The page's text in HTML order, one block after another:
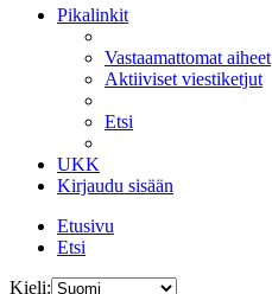
Pikalinkit
Vastaamattomat aiheet
Aktiiviset viestiketjut
Etsi
UKK
Kirjaudu sisään
Etusivu
Etsi
Kieli: